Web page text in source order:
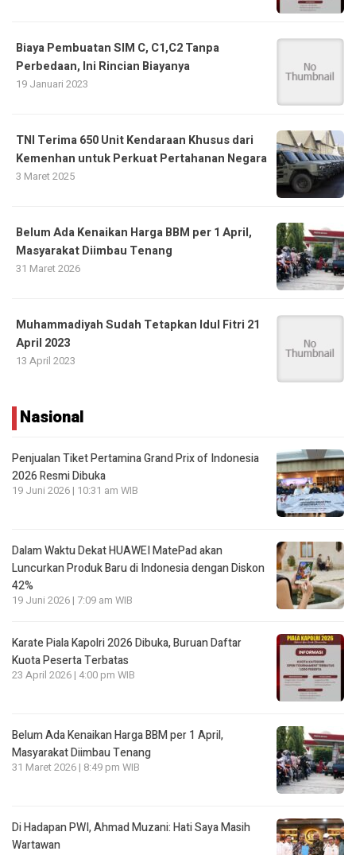
Biaya Pembuatan SIM C, C1,C2 Tanpa
Perbedaan, Ini Rincian Biayanya
19 Januari 2023
TNI Terima 650 Unit Kendaraan Khusus dari
Kemenhan untuk Perkuat Pertahanan Negara
3 Maret 2025
Belum Ada Kenaikan Harga BBM per 1 April,
Masyarakat Diimbau Tenang
31 Maret 2026
Muhammadiyah Sudah Tetapkan Idul Fitri 21
April 2023
13 April 2023
Nasional
Penjualan Tiket Pertamina Grand Prix of Indonesia
2026 Resmi Dibuka
19 Juni 2026 | 10:31 am WIB
Dalam Waktu Dekat HUAWEI MatePad akan
Luncurkan Produk Baru di Indonesia dengan Diskon
42%
19 Juni 2026 | 7:09 am WIB
Karate Piala Kapolri 2026 Dibuka, Buruan Daftar
Kuota Peserta Terbatas
23 April 2026 | 4:00 pm WIB
Belum Ada Kenaikan Harga BBM per 1 April,
Masyarakat Diimbau Tenang
31 Maret 2026 | 8:49 pm WIB
Di Hadapan PWI, Ahmad Muzani: Hati Saya Masih
Wartawan